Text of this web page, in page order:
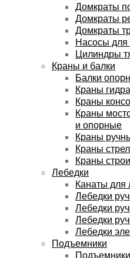
Домкраты
Домкраты
Домкраты
Насосы для
Цилиндры
Краны и балки
Балки
Краны
Краны
Краны
и опорные
Краны
Краны
Краны
Лебедки
Канаты для
Лебедки
Лебедки
Лебедки
Лебедки
Подъемники